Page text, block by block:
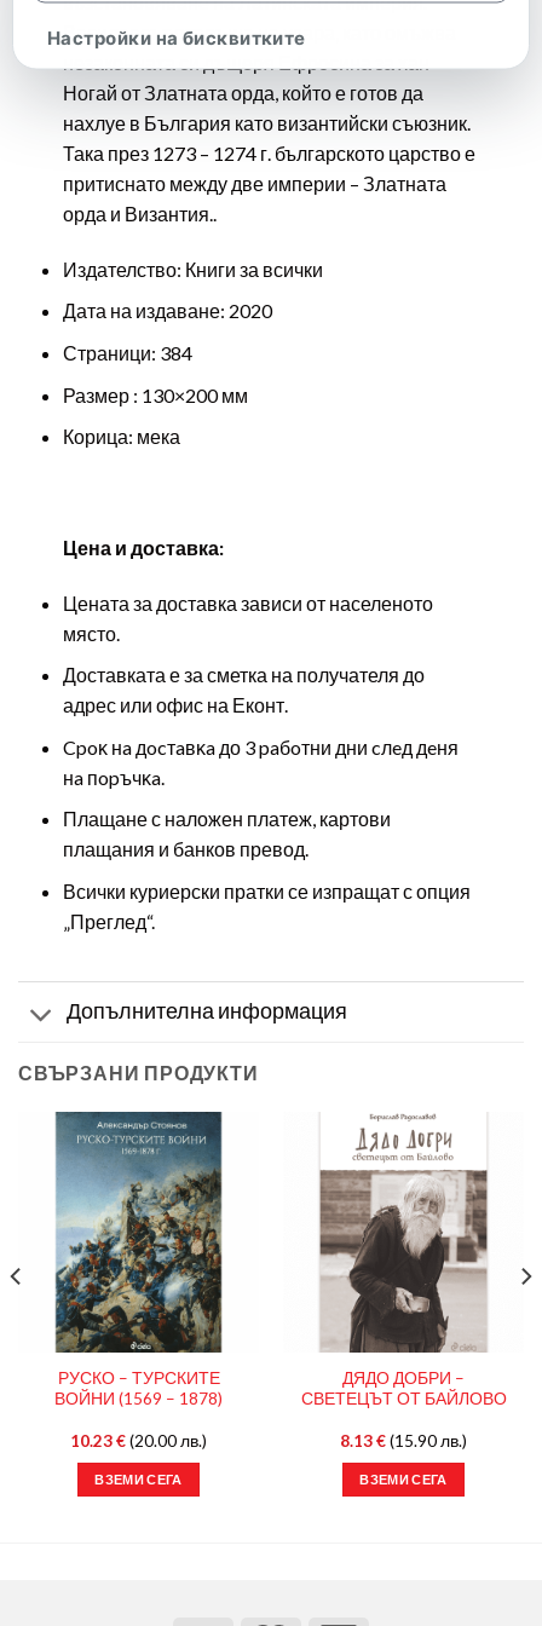
Василевсът отвръща на удара, като омъжва
Ногай от Златната орда, който е готов да
нахлуе в България като византийски съюзник.
Така през 1273 – 1274 г. българското царство е
притиснато между две империи – Златната
орда и Византия..
Издателство: Книги за всички
Дата на издаване: 2020
Страници: 384
Размер : 130×200 мм
Корица: мека
Цена и доставка:
Цената за доставка зависи от населеното
място.
Доставката е за сметка на получателя до
адрес или офис на Еконт.
Cpoĸ нa дocтaвĸa до 3 paбoтни дни cлeд дeня
нa пopъчĸa.
Плащане с наложен платеж, картови
плащания и банков превод.
Всички куриерски пратки се изпращат с опция
„Преглед“.
Допълнителна информация
СВЪРЗАНИ ПРОДУКТИ
РУСКО – ТУРСКИТЕ
ВОЙНИ (1569 – 1878)
10.23€(20.00 лв.)
ВЗЕМИ СЕГА
ДЯДО ДОБРИ –
СВЕТЕЦЪТ ОТ БАЙЛОВО
8.13€(15.90 лв.)
ВЗЕМИ СЕГА
Настройки на бисквитките